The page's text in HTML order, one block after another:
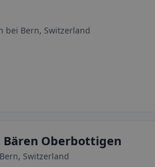
bei Bern, Switzerland
Oberbottigen
Switzerland